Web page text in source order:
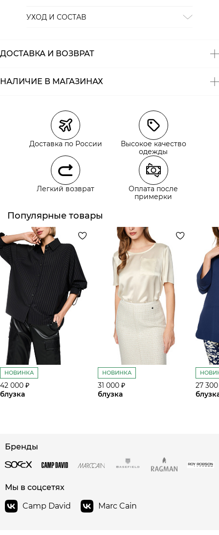
УХОД И СОСТАВ
ДОСТАВКА И ВОЗВРАТ
Курьерская доставка СДЭК
Самовывоз из пункта выдачи СДЭК
Самовывоз из наших магазинов
Самовывоз из пункта выдачи СДЭК
НАЛИЧИЕ В МАГАЗИНАХ
Доставка по России
Высокое качество
одежды
Легкий возврат
Оплата после
примерки
Популярные товары
НОВИНКА
42 000 ₽
блузка
НОВИНКА
31 000 ₽
блузка
27
Бренды
Мы в соцсетях
Camp David
Marc Cain